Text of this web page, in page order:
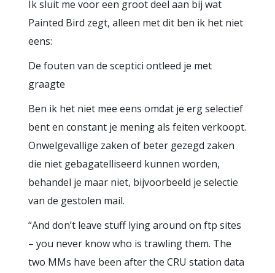
Ik sluit me voor een groot deel aan bij wat
Painted Bird zegt, alleen met dit ben ik het niet
eens:
De fouten van de sceptici ontleed je met
graagte
Ben ik het niet mee eens omdat je erg selectief
bent en constant je mening als feiten verkoopt.
Onwelgevallige zaken of beter gezegd zaken
die niet gebagatelliseerd kunnen worden,
behandel je maar niet, bijvoorbeeld je selectie
van de gestolen mail.
“And don’t leave stuff lying around on ftp sites
– you never know who is trawling them. The
two MMs have been after the CRU station data